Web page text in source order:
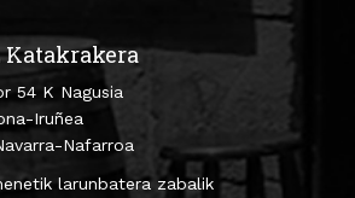
Katakrakera
54 K Nagusia
Iruñea
Nafarroa
larunbatera zabalik